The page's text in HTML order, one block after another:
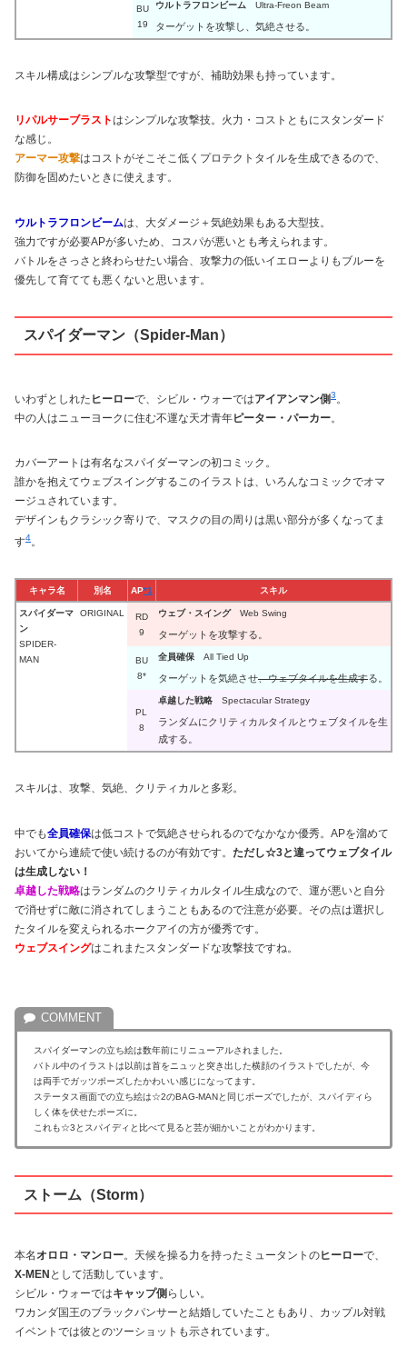
BU
19
ウルトラフロンビーム Ultra-Freon Beam
ターゲットを攻撃し、気絶させる。
スキル構成はシンプルな攻撃型ですが、補助効果も持っています。
リパルサーブラストはシンプルな攻撃技。火力・コストともにスタンダード
な感じ。
アーマー攻撃はコストがそこそこ低くプロテクトタイルを生成できるので、
防御を固めたいときに使えます。
ウルトラフロンビームは、大ダメージ＋気絶効果もある大型技。
強力ですが必要APが多いため、コスパが悪いとも考えられます。
バトルをさっさと終わらせたい場合、攻撃力の低いイエローよりもブルーを
優先して育てても悪くないと思います。
スパイダーマン（Spider-Man）
いわずとしれた ヒーローで、シビル・ウォーではアイアンマン側3 。
中の人はニューヨークに住む不運な天才青年ピーター・パーカー。
カバーアートは有名なスパイダーマンの初コミック。
誰かを抱えてウェブスイングするこのイラストは、いろんなコミックでオマ
ージュされています。
デザインもクラシック寄りで、マスクの目の周りは黒い部分が多くなってま
す4。
キャラ名 別名 AP*1 スキル
スパイダーマ
ン
SPIDER-
MAN
ORIGINAL
RD
9
ウェブ・スイングWeb Swing
ターゲットを攻撃する。
BU
8*
全員確保 All Tied Up
ターゲットを気絶させ、ウェブタイルを生成する。
PL
8
卓越した戦略 Spectacular Strategy
ランダムにクリティカルタイルとウェブタイルを生
成する。
スキルは、攻撃、気絶、クリティカルと多彩。
中でも全員確保は低コストで気絶させられるのでなかなか優秀。APを溜めて
おいてから連続で使い続けるのが有効です。 ただし☆3と違ってウェブタイル
は生成しない！
卓越した戦略はランダムのクリティカルタイル生成なので、運が悪いと自分
で消せずに敵に消されてしまうこともあるので注意が必要。その点は選択し
たタイルを変えられるホークアイの方が優秀です。
ウェブスイングはこれまたスタンダードな攻撃技ですね。
スパイダーマンの立ち絵は数年前にリニューアルされました。
バトル中のイラストは以前は首をニュッと突き出した横顔のイラストでしたが、今
は両手でガッツポーズしたかわいい感じになってます。
ステータス画面での立ち絵は☆2のBAG-MANと同じポーズでしたが、スパイディら
しく体を伏せたポーズに。
これも☆3とスパイディと比べて見ると芸が細かいことがわかります。
ストーム（Storm）
本名オロロ・マンロー。天候を操る力を持ったミュータントのヒーローで、
X-MEN として活動しています。
シビル・ウォーではキャップ側 らしい。
ワカンダ国王のブラックパンサーと結婚していたこともあり、カップル対戦
イベントでは彼とのツーショットも示されています。